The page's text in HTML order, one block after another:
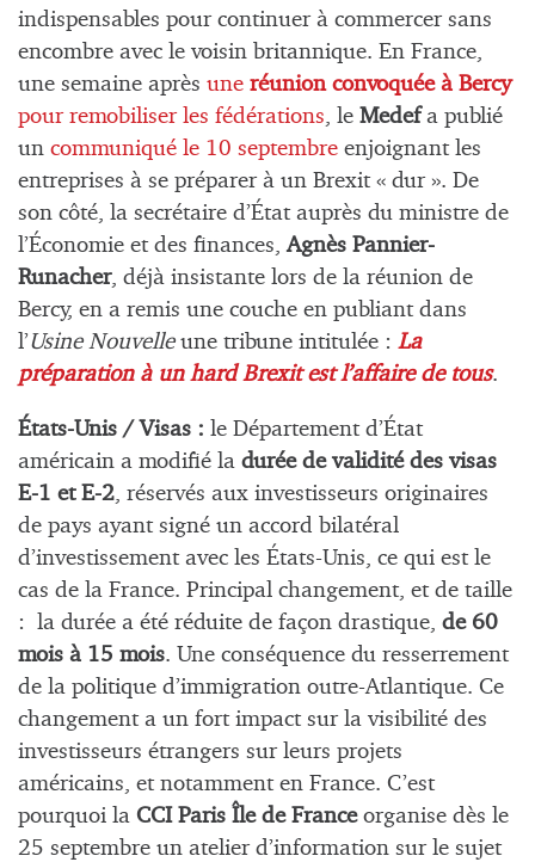
indispensables pour continuer à commercer sans
encombre avec le voisin britannique. En France,
une semaine après une réunion convoquée à Bercy
pour remobiliser les fédérations, le Medefa publié
un communiqué le 10 septembre enjoignant les
entreprises à se préparer à un Brexit « dur ». De
son côté, la secrétaire d’État auprès du ministre de
l’Économie et des finances,Agnès Pannier-
Runacher, déjà insistante lors de la réunion de
Bercy, en a remis une couche en publiant dans
l’Usine Nouvelleune tribune intitulée : La
préparation à un hard Brexit est l’affaire de tous.
États-Unis / Visas : le Département d’État
américain a modifié la durée de validité des visas
E-1 et E-2, réservés aux investisseurs originaires
de pays ayant signé un accord bilatéral
d’investissement avec les États-Unis, ce qui est le
cas de la France. Principal changement, et de taille
: la durée a été réduite de façon drastique, de 60
mois à 15 mois. Une conséquence du resserrement
de la politique d’immigration outre-Atlantique. Ce
changement a un fort impact sur la visibilité des
investisseurs étrangers sur leurs projets
américains, et notamment en France. C’est
pourquoi la CCI Paris Île de Franceorganise dès le
25 septembre un atelier d’information sur le sujet